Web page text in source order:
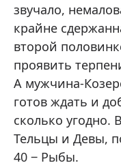
звучало,
крайне
второй
проявить
А мужчина-
готов ждать и
сколько
Тельцы и Девы,
40 ‒ Рыбы.